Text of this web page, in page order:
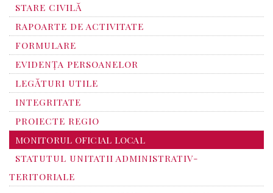
STARE CIVILĂ
RAPOARTE DE ACTIVITATE
FORMULARE
EVIDENȚA PERSOANELOR
LEGĂTURI UTILE
INTEGRITATE
PROIECTE REGIO
MONITORUL OFICIAL LOCAL
STATUTUL UNITATII ADMINISTRATIV-
TERITORIALE